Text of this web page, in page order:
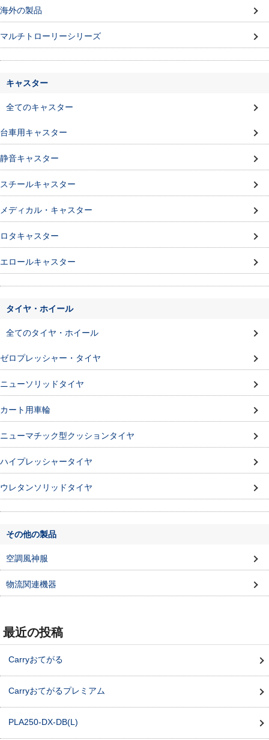
海外の製品
マルチトローリーシリーズ
キャスター
全てのキャスター
台車用キャスター
静音キャスター
スチールキャスター
メディカル・キャスター
ロタキャスター
エロールキャスター
タイヤ・ホイール
全てのタイヤ・ホイール
ゼロプレッシャー・タイヤ
ニューソリッドタイヤ
カート用車輪
ニューマチック型クッションタイヤ
ハイプレッシャータイヤ
ウレタンソリッドタイヤ
その他の製品
空調風神服
物流関連機器
最近の投稿
Carryおてがる
Carryおてがるプレミアム
PLA250-DX-DB(L)